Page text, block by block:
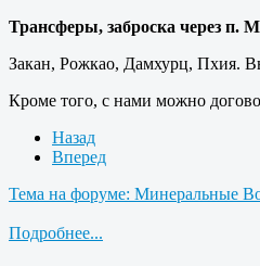
Трансферы, заброска через п.
Закан, Рожкао, Дамхурц, Пхия.
Кроме того, с нами можно
Назад
Вперед
Тема на форуме: Минеральные
Подробнее...